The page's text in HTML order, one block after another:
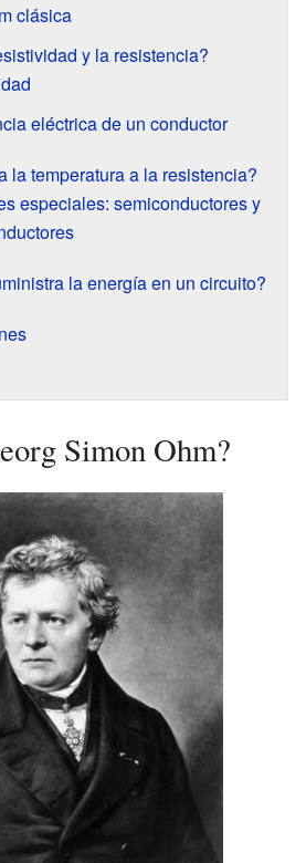
clásica
y la resistencia?
eléctrica de un conductor
la temperatura a la resistencia?
especiales: semiconductores y
la energía en un circuito?
Simon Ohm?